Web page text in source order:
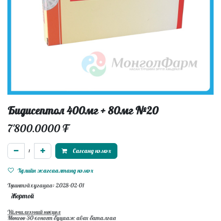
Бидисептол 400мг + 80мг №20
7'800.0000₮
Сагсанд нэмэх
Хүслийн жагсаалтанд нэмэх
Хүчинтэй хугацаа: 2028-02-01
Жортой
Үйлчилгээний нөхцөл
Мөнгөө 30-хоногт буцааж авах баталгаа